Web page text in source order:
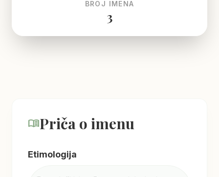
BROJ IMENA
3
menu_bookPriča o imenu
Etimologija